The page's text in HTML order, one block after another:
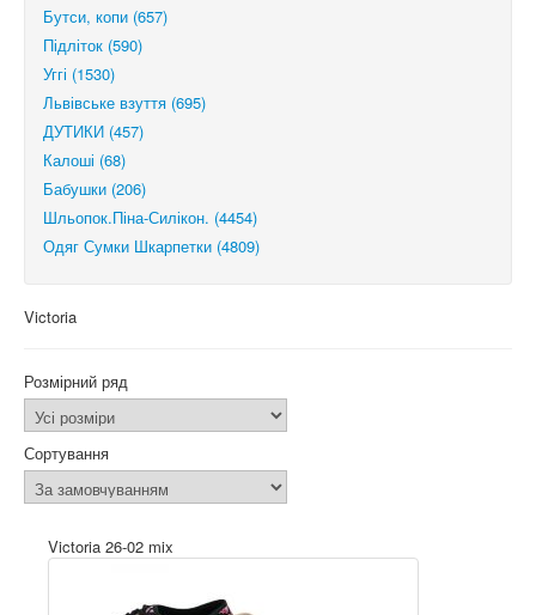
Бутси, копи (657)
Підліток (590)
Уггі (1530)
Львівське взуття (695)
ДУТИКИ (457)
Калоші (68)
Бабушки (206)
Шльопок.Піна-Силікон. (4454)
Одяг Сумки Шкарпетки (4809)
Victoria
Розмірний ряд
Сортування
Victoria 26-02 mix